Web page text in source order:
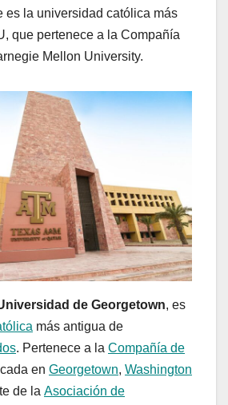
es la universidad católica más
que pertenece a la Compañía
Mellon University.
de Georgetown, es
más antigua de
. Pertenece a la Compañía de
en Georgetown, Washington
de la Asociación de